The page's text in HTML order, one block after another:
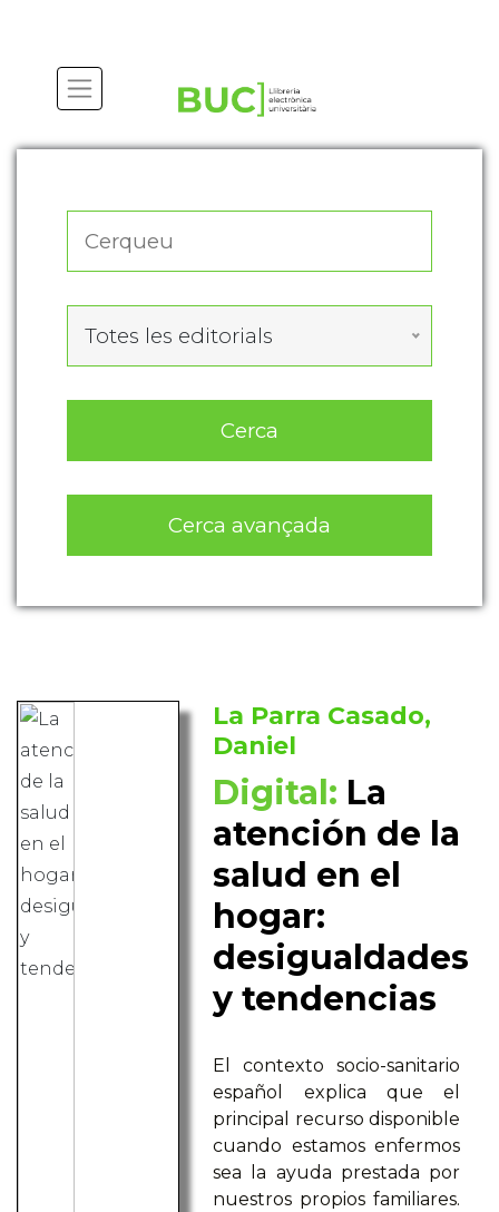
Totes les editorials
Cerca
Cerca avançada
La Parra Casado,
Daniel
Digital: La
atención de la
salud en el
hogar:
desigualdades
y tendencias
El contexto socio-sanitario
español explica que el
principal recurso disponible
cuando estamos enfermos
sea la ayuda prestada por
nuestros propios familiares.